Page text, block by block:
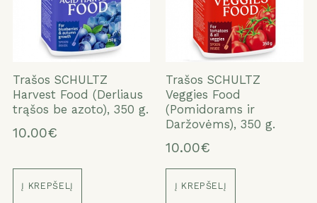
Trašos SCHULTZ
Harvest Food (Derliaus
trąšos be azoto), 350 g.
10.00€
Į KREPŠELĮ
Trašos SCHULTZ
Veggies Food
(Pomidorams ir
Daržovėms), 350 g.
10.00€
Į KREPŠELĮ